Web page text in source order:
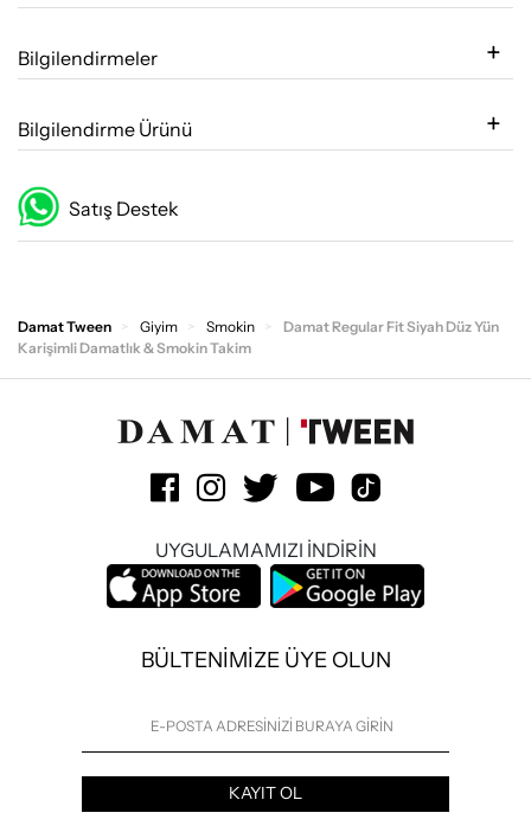
Bilgilendirmeler
Bilgilendirme Ürünü
Satış Destek
Damat Tween Giyim Smokin
Damat Regular Fit Siyah Düz Yün
Karişimli Damatlık & Smokin Takim
UYGULAMAMIZI İNDİRİN
BÜLTENİMİZE ÜYE OLUN
KAYIT OL